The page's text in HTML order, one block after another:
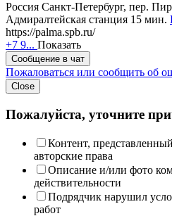
Россия Санкт-Петербург, пер.
Адмиралтейская станция 15 мин.
https://palma.spb.ru/
+7 9... Показать
Сообщение в чат
Пожаловаться или сообщить об
Close
Пожалуйста, уточните
Контент,
авторские права
Описание и/или фото
действительности
Подрядчик нарушил
работ